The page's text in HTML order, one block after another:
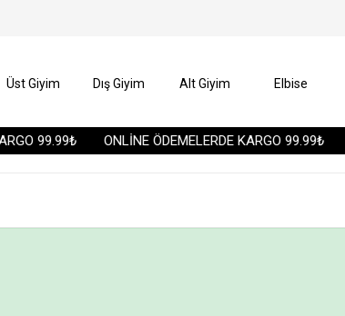
99.99₺ ONLİNE ÖDEMELERDE KARGO 99.99₺
Üst Giyim Dış Giyim Alt Giyim Elbise